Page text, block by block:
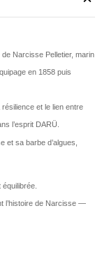
Narcisse Pelletier, marin
en 1858 puis
et le lien entre
l’esprit DARÜ.
et sa barbe d’algues,
l’histoire de Narcisse —